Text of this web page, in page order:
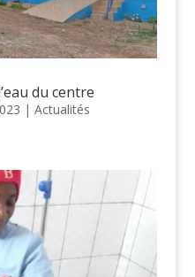
du centre
| Actualités